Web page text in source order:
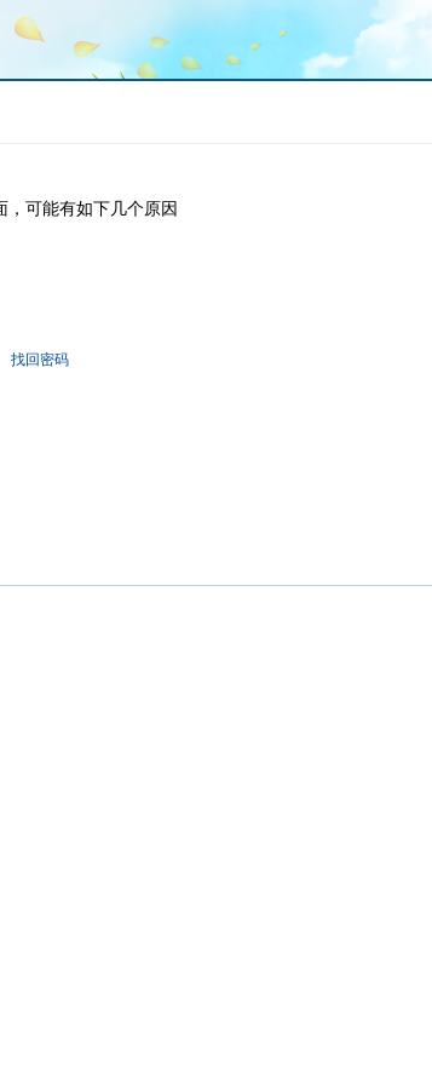
，可能有如下几个原因
找回密码